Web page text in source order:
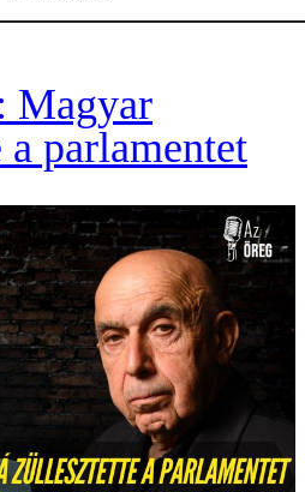
Magyar
parlamentet